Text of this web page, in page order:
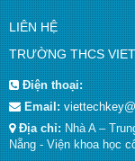
LIÊN HỆ
TRƯỜNG THCS
Điện thoại:
Email:
Địa chỉ:Nhà A –
Nẵng - Viện khoa học